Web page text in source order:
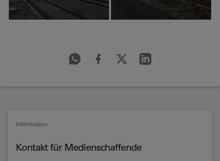
Information
Kontakt für Medienschaffende